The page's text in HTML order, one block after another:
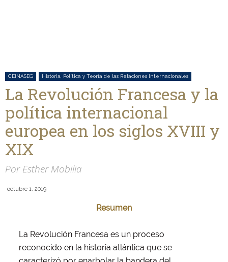
CEINASEG Historia, Política y Teoría de las Relaciones Internacionales
La Revolución Francesa y la
política internacional
europea en los siglos XVIII y
XIX
Por Esther Mobilia
octubre 1, 2019
Resumen
La Revolución Francesa es un proceso
reconocido en la historia atlántica que se